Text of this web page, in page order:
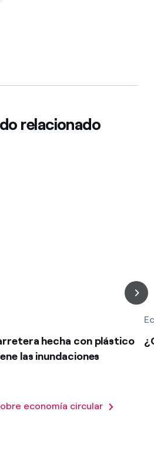
relacionado
hecha con plástico
las inundaciones
economía circular